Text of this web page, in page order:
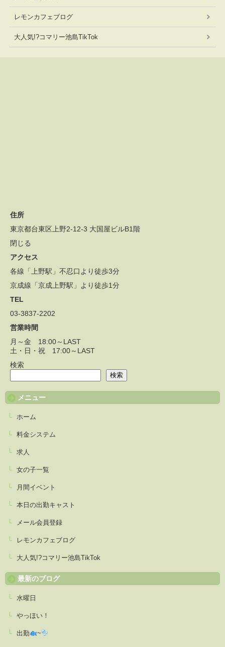
レモンカフェブログ
大人気!?コマリー池島TikTok
住所
東京都台東区上野2-12-3 大国屋ビルB1階
閉じる
アクセス
各線「上野駅」不忍口より徒歩3分
京成線「京成上野駅」より徒歩1分
TEL
03-3837-2202
営業時間
月～金 18:00～LAST
土・日・祝 17:00～LAST
検索
検索
メニュー
ホーム
料金システム
求人
女の子一覧
月間イベント
本日の出勤キャスト
メール会員登録
レモンカフェブログ
大人気!?コマリー池島TikTok
最新のブログ
水曜日
やっほい！
出勤 ~